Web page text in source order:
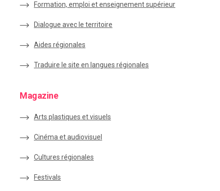
Formation, emploi et enseignement supérieur
Dialogue avec le territoire
Aides régionales
Traduire le site en langues régionales
Magazine
Arts plastiques et visuels
Cinéma et audiovisuel
Cultures régionales
Festivals